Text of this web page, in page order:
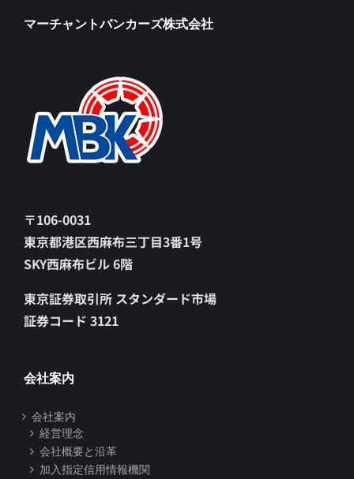
マーチャントバンカーズ株式会社
〒106-0031
東京都港区西麻布三丁目3番1号
SKY西麻布ビル 6階
東京証券取引所 スタンダード市場
証券コード 3121
会社案内
会社案内
経営理念
会社概要と沿革
加入指定信用情報機関